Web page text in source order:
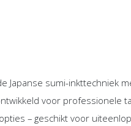
Japanse sumi-inkttechniek
voor professionele
– geschikt voor